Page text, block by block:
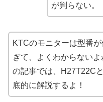
が判らない。
KTCのモニターは型番
ぎて、よくわからない
の記事では、H27T22C
底的に解説するよ！